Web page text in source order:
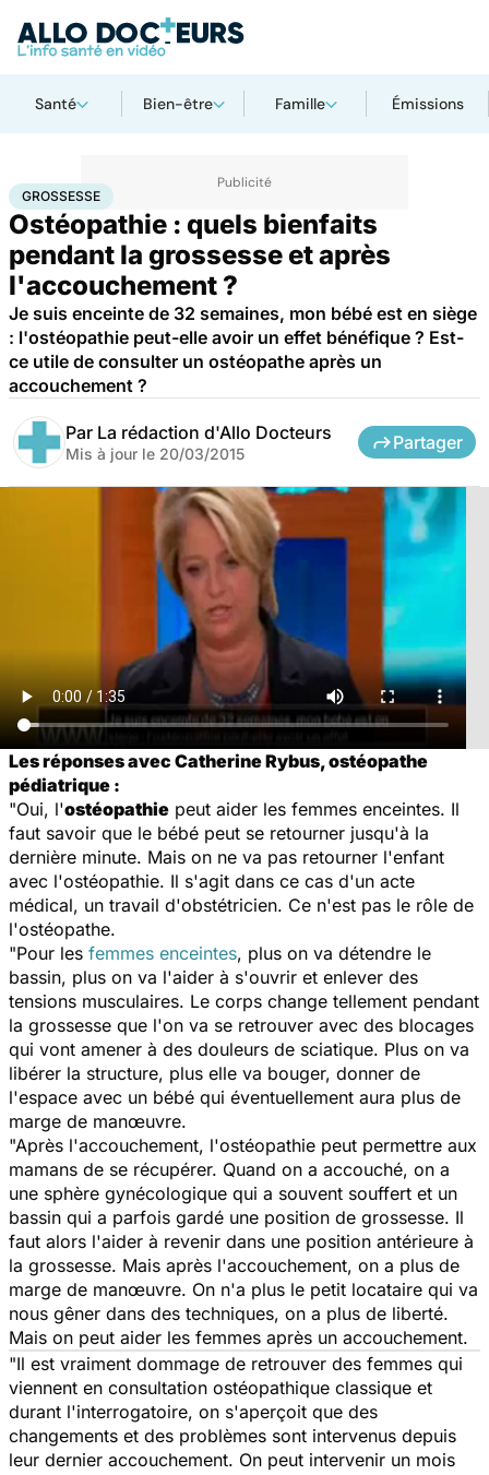
Santé Bien-être Famille Émissions
AccueilFamille Grossesse Grossesse
GROSSESSE
Ostéopathie : quels bienfaits
pendant la grossesse et après
l'accouchement ?
Je suis enceinte de 32 semaines, mon bébé est en siège
: l'ostéopathie peut-elle avoir un effet bénéfique ? Est-
ce utile de consulter un ostéopathe après un
accouchement ?
Par La rédaction d'Allo Docteurs
Mis à jour le 20/03/2015
Partager
Les réponses avec Catherine Rybus, ostéopathe
pédiatrique :
"Oui, l'ostéopathie peut aider les femmes enceintes. Il
faut savoir que le bébé peut se retourner jusqu'à la
dernière minute. Mais on ne va pas retourner l'enfant
avec l'ostéopathie. Il s'agit dans ce cas d'un acte
médical, un travail d'obstétricien. Ce n'est pas le rôle de
l'ostéopathe.
"Pour les femmes enceintes, plus on va détendre le
bassin, plus on va l'aider à s'ouvrir et enlever des
tensions musculaires. Le corps change tellement pendant
la grossesse que l'on va se retrouver avec des blocages
qui vont amener à des douleurs de sciatique. Plus on va
libérer la structure, plus elle va bouger, donner de
l'espace avec un bébé qui éventuellement aura plus de
marge de manœuvre.
"Après l'accouchement, l'ostéopathie peut permettre aux
mamans de se récupérer. Quand on a accouché, on a
une sphère gynécologique qui a souvent souffert et un
bassin qui a parfois gardé une position de grossesse. Il
faut alors l'aider à revenir dans une position antérieure à
la grossesse. Mais après l'accouchement, on a plus de
marge de manœuvre. On n'a plus le petit locataire qui va
nous gêner dans des techniques, on a plus de liberté.
Mais on peut aider les femmes après un accouchement.
"Il est vraiment dommage de retrouver des femmes qui
viennent en consultation ostéopathique classique et
durant l'interrogatoire, on s'aperçoit que des
changements et des problèmes sont intervenus depuis
leur dernier accouchement. On peut intervenir un mois